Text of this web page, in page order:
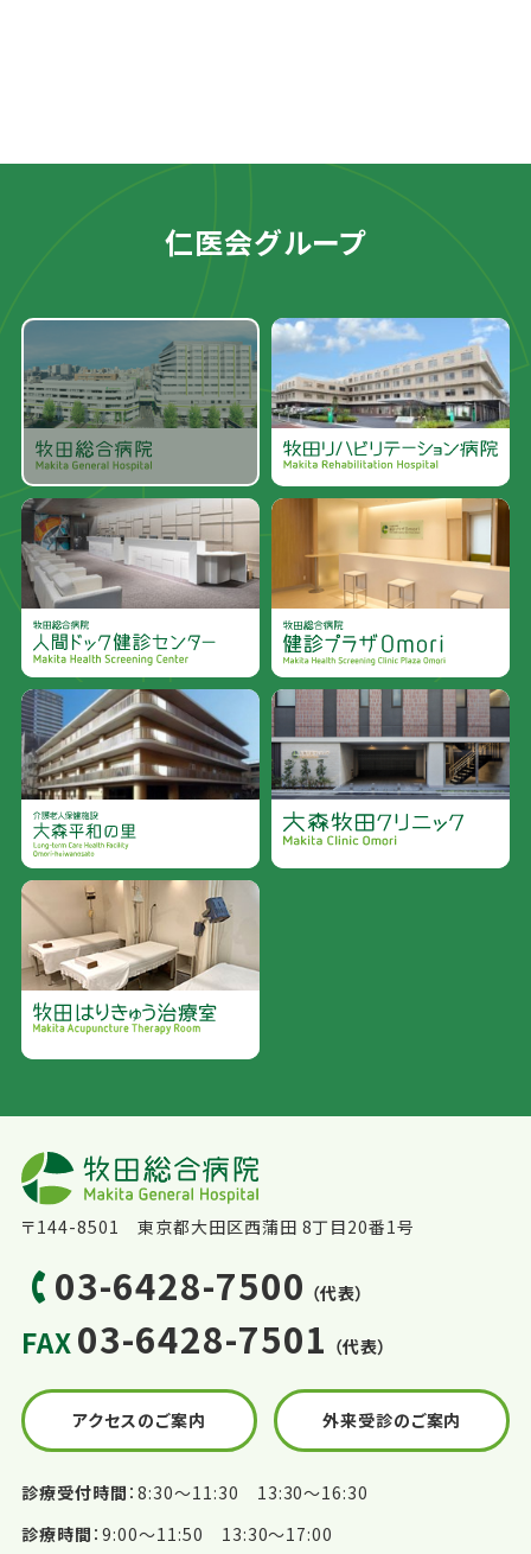
仁医会グループ
〒144-8501 東京都大田区西蒲田 8丁目20番1号
03-6428-7500 （代表）
FAX03-6428-7501 （代表）
アクセスのご案内 外来受診のご案内
診療受付時間 8:30〜11:30 13:30〜16:30
診療時間 9:00〜11:50 13:30〜17:00